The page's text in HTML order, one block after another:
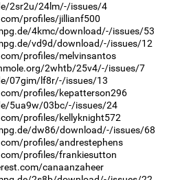
2sr2u/24lm/-/issues/4
profiles/jillianf500
4kmc/download/-/issues/53
vd9d/download/-/issues/12
profiles/melvinsantos
2whtb/25v4/-/issues/7
07gim/lf8r/-/issues/13
profiles/kepatterson296
5ua9w/03bc/-/issues/24
profiles/kellyknight572
dw86/download/-/issues/68
profiles/andrestephens
profiles/frankiesutton
canaanzaheer